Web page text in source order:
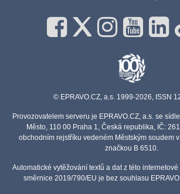
© EPRAVO.CZ, a.s. 1999-2026, ISSN
Provozovatelem serveru je EPRAVO.CZ, a.s. se
Město, 110 00 Praha 1, Česká republika, IČ:
obchodním rejstříku vedeném Městským soudem
značkou B 6510.
Automatické vytěžování textů a dat z této
směrnice 2019/790/EU je bez souhlasu